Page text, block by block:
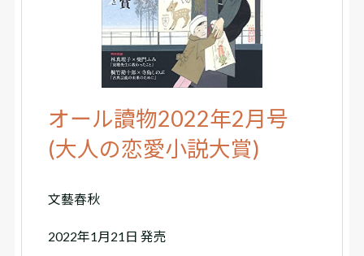
オール讀物2022年2月号
(大人の恋愛小説大賞)
文藝春秋
2022年1月21日 発売